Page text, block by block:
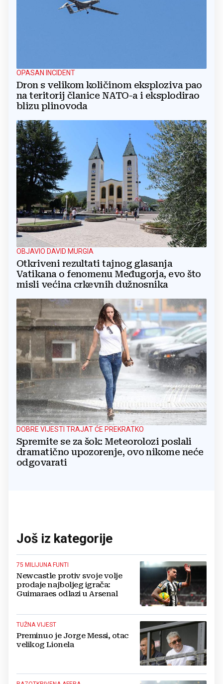
OPASAN INCIDENT
Dron s velikom količinom eksploziva pao
na teritorij članice NATO-a i eksplodirao
blizu plinovoda
OBJAVIO DAVID MURGIA
Otkriveni rezultati tajnog glasanja
Vatikana o fenomenu Međugorja, evo što
misli većina crkevnih dužnosnika
DOBRE VIJESTI TRAJAT ĆE PREKRATKO
Spremite se za šok: Meteorolozi poslali
dramatično upozorenje, ovo nikome neće
odgovarati
Još iz kategorije
75 MILIJUNA FUNTI
Newcastle protiv svoje volje
prodaje najboljeg igrača:
Guimaraes odlazi u Arsenal
TUŽNA VIJEST
Preminuo je Jorge Messi, otac
velikog Lionela